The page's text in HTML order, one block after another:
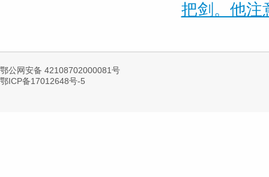
把剑。他注
鄂公网安备 42108702000081号
鄂ICP备17012648号-5